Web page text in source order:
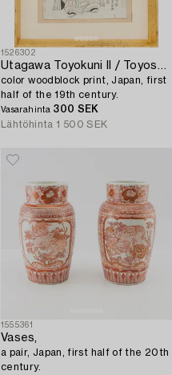
1526302
color woodblock print, Japan, first
half of the 19th century.
Vasarahinta 300 SEK
Lähtöhinta 1 500 SEK
1555361
Vases,
a pair, Japan, first half of the 20th
century.